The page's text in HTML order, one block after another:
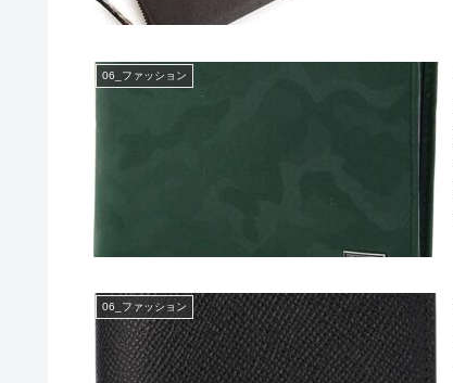
06_ファッション
06_ファッション